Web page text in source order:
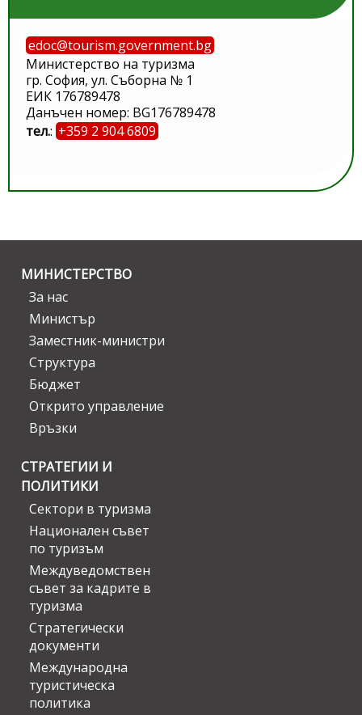
edoc@tourism.government.bg
Министерство на туризма
гр. София, ул. Съборна № 1
ЕИК 176789478
Данъчен номер: BG176789478
тел.: +359 2 904 6809
МИНИСТЕРСТВО
За нас
Министър
Заместник-министри
Структура
Бюджет
Открито управление
Връзки
СТРАТЕГИИ И
ПОЛИТИКИ
Сектори в туризма
Национален съвет
по туризъм
Междуведомствен
съвет за кадрите в
туризма
Стратегически
документи
Международна
туристическа
политика